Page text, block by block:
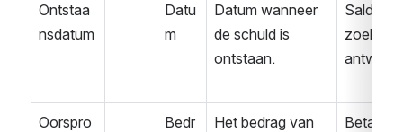
Ontstaa
nsdatum
Datu
m
Datum wanneer
de schuld is
ontstaan.
Saldover
zoek
Oorspro
Bedr
Het bedrag van
Betaalvo